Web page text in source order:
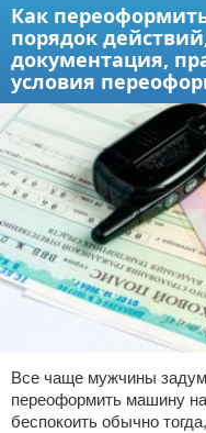
Как
порядок
документация,
условия
Все чаще мужчины
переоформить машину
беспокоить обычно